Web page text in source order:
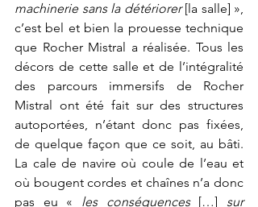
machinerie sans la détériorer [la salle] »,
c’est bel et bien la prouesse technique
que Rocher Mistral a réalisée. Tous les
décors de cette salle et de l’intégralité
des parcours immersifs de Rocher
Mistral ont été fait sur des structures
autoportées, n’étant donc pas fixées,
de quelque façon que ce soit, au bâti.
La cale de navire où coule de l’eau et
où bougent cordes et chaînes n’a donc
pas eu « les conséquences […] sur